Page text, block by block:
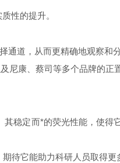
性的提升。
道，从而更精确地观察和分
尼康、蔡司等多个品牌的正
稳定而*的荧光性能，使得
待它能助力科研人员取得更